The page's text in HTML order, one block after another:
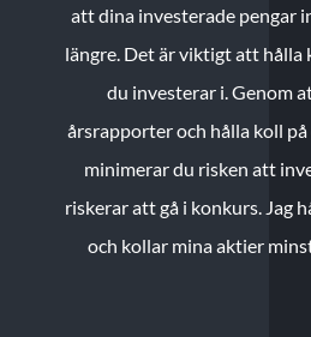
att dina investerade pengar
längre. Det är viktigt att hålla
du investerar i. Genom
årsrapporter och hålla koll
minimerar du risken att
riskerar att gå i konkurs. Jag
och kollar mina aktier